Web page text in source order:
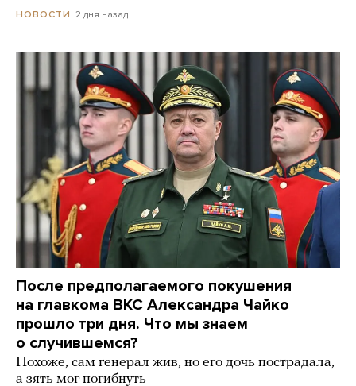
НОВОСТИ 2 дня назад
После предполагаемого покушения
на главкома ВКС Александра Чайко
прошло три дня. Что мы знаем
о случившемся?
Похоже, сам генерал жив, но его дочь пострадала,
а зять мог погибнуть